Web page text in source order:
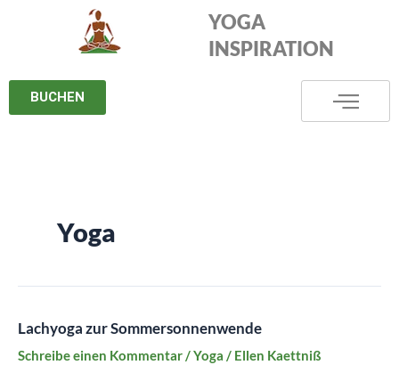
YOGA
INSPIRATION
BUCHEN
Yoga
Lachyoga zur Sommersonnenwende
Schreibe einen Kommentar/Yoga / Ellen Kaettniß
Lachyoga
zur